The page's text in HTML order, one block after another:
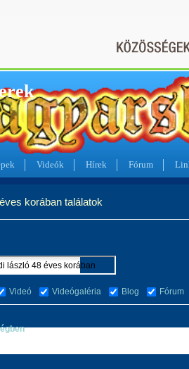
Videók Hírek Fórum
korában találatok
Videó Videógaléria Blog Fórum